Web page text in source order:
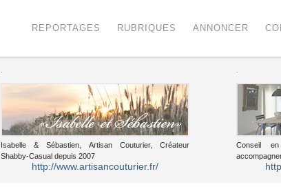
REPORTAGES RUBRIQUES ANNONCER
Isabelle & Sébastien, Artisan Couturier, Créateur
Shabby-Casual depuis 2007
http://www.artisancouturier.fr/
Conseil en